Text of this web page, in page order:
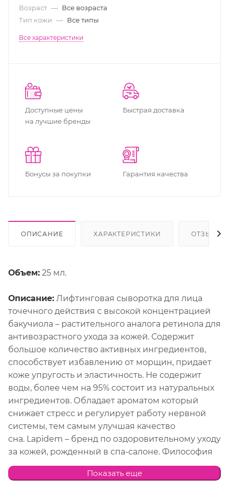
Возраст — Все возраста
Тип кожи — Все типы
Все характеристики
Доступные цены
на лучшие бренды
Быстрая доставка
Бонусы за покупки Гарантия качества
ОПИСАНИЕ ХАРАКТЕРИСТИКИ ОТЗЫВЫ
Объем: 25 мл.
Описание: Лифтинговая сыворотка для лица
точечного действия с высокой концентрацией
бакучиола – растительного аналога ретинола для
антивозрастного ухода за кожей. Содержит
большое количество активных ингредиентов,
способствует избавлению от морщин, придает
коже упругость и эластичность. Не содержит
воды, более чем на 95% состоит из натуральных
ингредиентов. Обладает ароматом который
снижает стресс и регулирует работу нервной
системы, тем самым улучшая качество
сна. Lapidem – бренд по оздоровительному уходу
за кожей, рожденный в спа-салоне. Философия
Lapidem основывается на том, что истинная
красота начинается с крепкого здоровья. Ritual –
Показать еще